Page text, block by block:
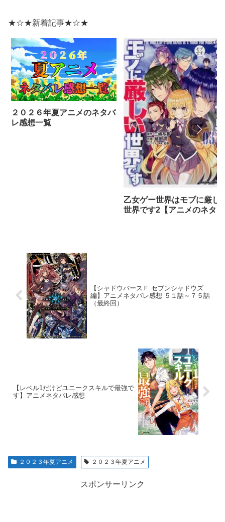
★☆★新着記事★☆★
２０２６年夏アニメのネタバ
レ感想一覧
乙女ゲー世界はモブに厳し
世界です2【アニメのネタバ
【シャドウバースＦ セブンシャドウズ
編】アニメネタバレ感想 ５１話～７５話
（最終回）
【レベル1だけどユニークスキルで最強で
す】アニメネタバレ感想
２０２３年夏アニメ ２０２３年夏アニメ
スポンサーリンク